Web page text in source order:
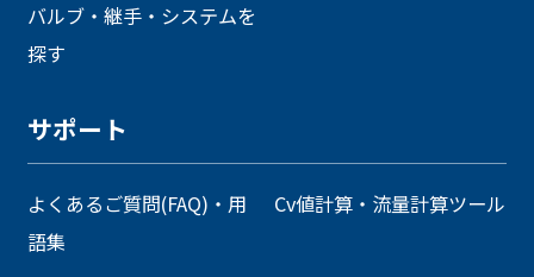
バルブ・継手・システムを
探す
サポート
よくあるご質問(FAQ)・用
語集
Cv値計算・流量計算ツール